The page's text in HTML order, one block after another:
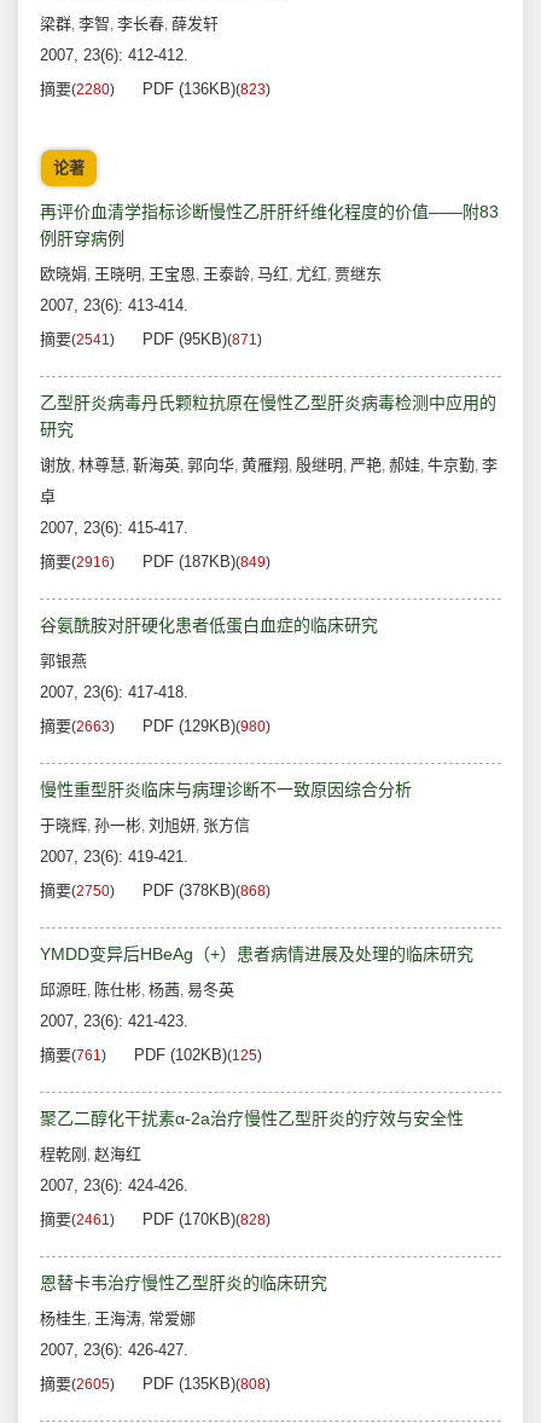
梁群, 李智, 李长春, 薛发轩
2007, 23(6): 412-412.
摘要(2280) PDF (136KB)(823)
论著
再评价血清学指标诊断慢性乙肝肝纤维化程度的价值——附83
例肝穿病例
欧晓娟, 王晓明 , 王宝恩, 王泰龄, 马红, 尤红, 贾继东
2007, 23(6): 413-414.
摘要(2541) PDF (95KB)(871)
乙型肝炎病毒丹氏颗粒抗原在慢性乙型肝炎病毒检测中应用的
研究
谢放, 林尊慧, 靳海英, 郭向华, 黄雁翔, 殷继明 , 严艳, 郝娃, 牛京勤, 李
卓
2007, 23(6): 415-417.
摘要(2916) PDF (187KB)(849)
谷氨酰胺对肝硬化患者低蛋白血症的临床研究
郭银燕
2007, 23(6): 417-418.
摘要(2663) PDF (129KB)(980)
慢性重型肝炎临床与病理诊断不一致原因综合分析
于晓辉, 孙一彬, 刘旭妍, 张方信
2007, 23(6): 419-421.
摘要(2750) PDF (378KB)(868)
YMDD变异后HBeAg（+）患者病情进展及处理的临床研究
邱源旺, 陈仕彬, 杨茜, 易冬英
2007, 23(6): 421-423.
摘要(761) PDF (102KB)(125)
聚乙二醇化干扰素α-2a治疗慢性乙型肝炎的疗效与安全性
程乾刚 , 赵海红
2007, 23(6): 424-426.
摘要(2461) PDF (170KB)(828)
恩替卡韦治疗慢性乙型肝炎的临床研究
杨桂生, 王海涛, 常爱娜
2007, 23(6): 426-427.
摘要(2605) PDF (135KB)(808)